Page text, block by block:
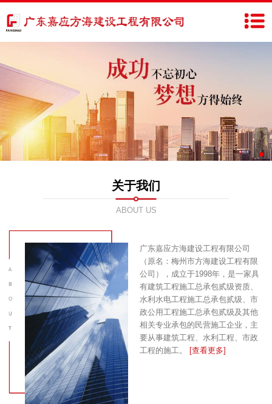
关于我们
ABOUT US
广东嘉应方海建设工程有限公司
（原名：梅州市方海建设工程有限
公司），成立于1998年，是一家具
有建筑工程施工总承包贰级资质、
水利水电工程施工总承包贰级、市
政公用工程施工总承包贰级及其他
相关专业承包的民营施工企业，主
要从事建筑工程、水利工程、市政
工程的施工。
[查看更多]